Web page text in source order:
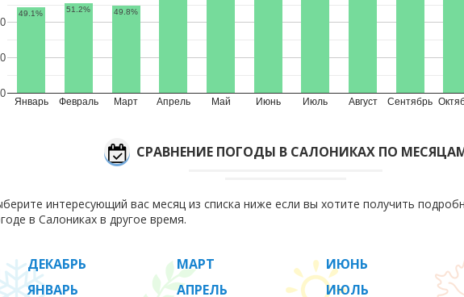
Январь Февраль Март Апрель Май Июнь Июль Август Сентябрь
0
49.1% 51.2% 49.8%
СРАВНЕНИЕ ПОГОДЫ В САЛОНИКАХ ПО
интересующий вас месяц из списка ниже если вы хотите получить
в Салониках в другое время.
ДЕКАБРЬ
ЯНВАРЬ
МАРТ
АПРЕЛЬ
ИЮНЬ
ИЮЛЬ